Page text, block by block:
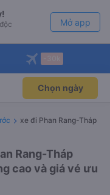
Mở app
qua
Mở app
Chọn ngày
xe đi Phan Rang-Tháp
Rang-Tháp
cao và giá vé ưu